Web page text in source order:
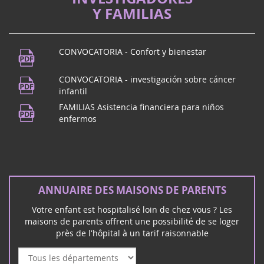
améliorer l'accompagnement des familles d'enfants
gravement malades et handicapées, r...
Février 2026
Vote au Sénat PPL de Vincent Thiébaut - familles
d'enfants malades & handicapés
21
juin
2024
Beaumont! Para celebrar la música, la
Maison des Beaumontois a partir de las
16
2024
Concierto de rock en Mérignac (33)
El grupo de rock Unwanted se reunirá con
usted en Mérignac el sábado 16 de marzo
para un concierto de rock y solidaridad:
Y FAMILIAS
CONVOCATORIA - Confort y bienestar
CONVOCATORIA - investigación sobre cáncer
infantil
FAMILIAS Asistencia financiera para niños
enfermos
ANNUAIRE DES MAISONS DE PARENTS
Votre enfant est hospitalisé loin de chez vous ? Les
maisons de parents offrent une possibilité de se loger
près de l'hôpital à un tarif raisonnable